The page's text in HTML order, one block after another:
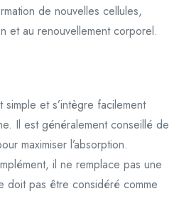
de nouvelles cellules,
et au renouvellement corporel.
et s’intègre facilement
Il est généralement conseillé de
maximiser l’absorption.
il ne remplace pas une
doit pas être considéré comme